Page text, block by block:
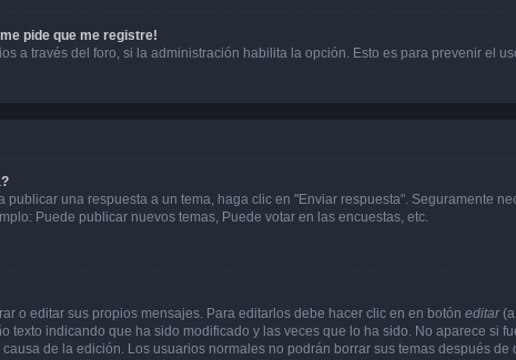
pide que me registre!
a través del foro, si la administración habilita la opción. Esto es para prevenir el
una respuesta a un tema, haga clic en "Enviar respuesta". Seguramente
Puede publicar nuevos temas, Puede votar en las encuestas, etc.
o editar sus propios mensajes. Para editarlos debe hacer clic en en botón editar(a
texto indicando que ha sido modificado y las veces que lo ha sido. No aparece si
de la edición. Los usuarios normales no podrán borrar sus temas después